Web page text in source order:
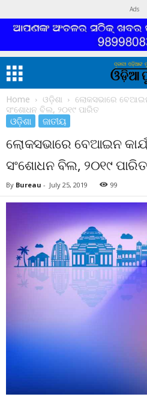
Ads
Home ଓଡ଼ିଶା
ଲୋକସଭାରେ
ସଂଶୋଧନ ବିଲ, ୨୦୧୯ ପାରିତ
ଓଡ଼ିଶା ଜାତୀୟ
ଲୋକସଭାରେ ବେଆଇନ
ସଂଶୋଧନ ବିଲ, ୨୦୧୯ ପାରିତ
By Bureau - July 25, 2019 99